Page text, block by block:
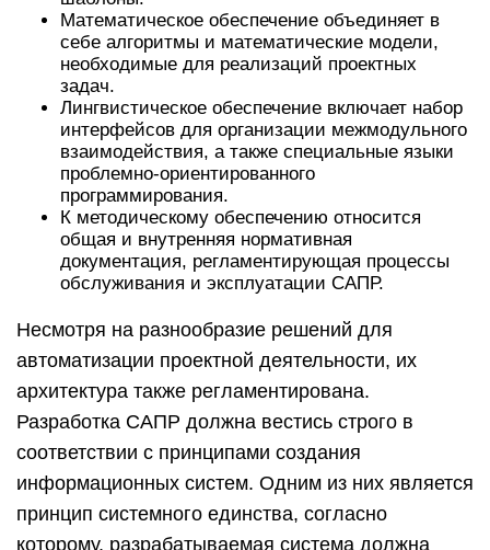
Математическое обеспечение объединяет в
себе алгоритмы и математические модели,
необходимые для реализаций проектных
задач.
Лингвистическое обеспечение включает набор
интерфейсов для организации межмодульного
взаимодействия, а также специальные языки
проблемно-ориентированного
программирования.
К методическому обеспечению относится
общая и внутренняя нормативная
документация, регламентирующая процессы
обслуживания и эксплуатации САПР.
Несмотря на разнообразие решений для
автоматизации проектной деятельности, их
архитектура также регламентирована.
Разработка САПР должна вестись строго в
соответствии с принципами создания
информационных систем. Одним из них является
принцип системного единства, согласно
которому, разрабатываемая система должна